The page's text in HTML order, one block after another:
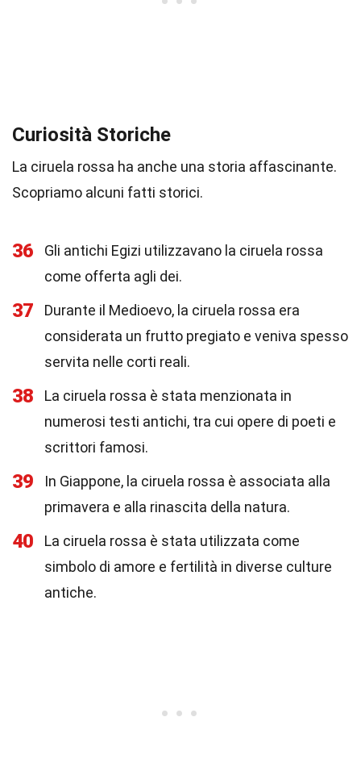
Curiosità Storiche
La ciruela rossa ha anche una storia affascinante.
Scopriamo alcuni fatti storici.
36
Gli antichi Egizi utilizzavano la ciruela rossa
come offerta agli dei.
37
Durante il Medioevo, la ciruela rossa era
considerata un frutto pregiato e veniva spesso
servita nelle corti reali.
38
La ciruela rossa è stata menzionata in
numerosi testi antichi, tra cui opere di poeti e
scrittori famosi.
39
In Giappone, la ciruela rossa è associata alla
primavera e alla rinascita della natura.
40
La ciruela rossa è stata utilizzata come
simbolo di amore e fertilità in diverse culture
antiche.